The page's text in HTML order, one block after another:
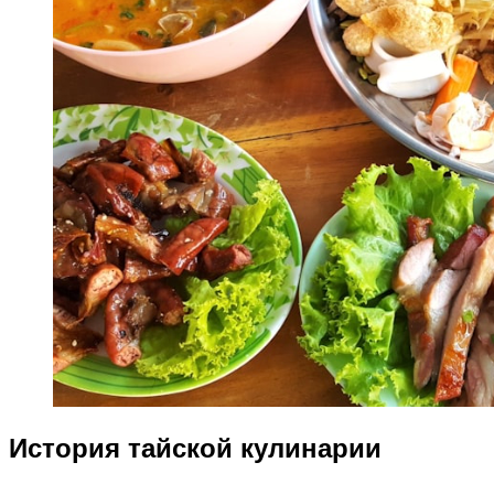
История тайской кулинарии